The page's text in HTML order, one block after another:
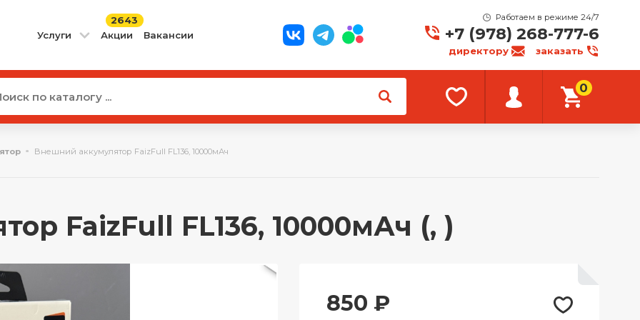
Услуги Акции
2643
Вакансии
Работаем в режиме 24/7
+7 (978) 268-777-6
директору заказать
0
Внешний аккумулятор FaizFull FL136, 10000мАч
FaizFull FL136, 10000мАч (, )
850 ₽